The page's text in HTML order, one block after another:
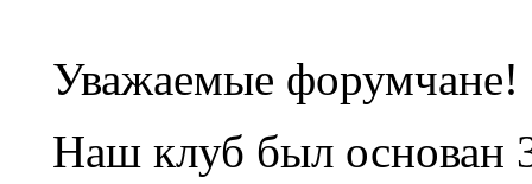
Уважаемые форумчане!
Наш клуб был основан